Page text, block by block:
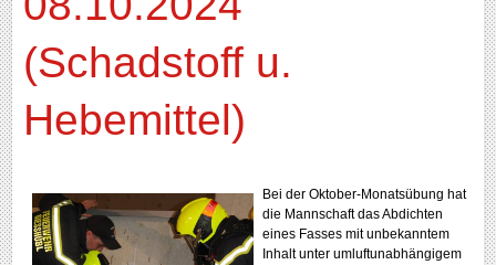
(Schadstoff u.
Hebemittel)
Bei der Oktober-Monatsübung hat
die Mannschaft das Abdichten
eines Fasses mit unbekanntem
Inhalt unter umluftunabhängigem